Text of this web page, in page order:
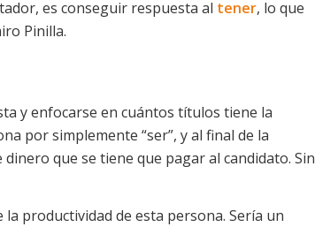
es conseguir respuesta al tener, lo que
Pinilla.
y enfocarse en cuántos títulos tiene la
por simplemente “ser”, y al final de la
que se tiene que pagar al candidato. Sin
productividad de esta persona. Sería un